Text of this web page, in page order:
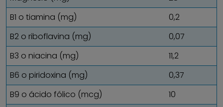
B1 o tiamina (mg)
0,2
B2 o riboflavina (mg)
0,07
B3 o niacina (mg)
11,2
B6 o piridoxina (mg)
0,37
B9 o ácido fólico (mcg)
10